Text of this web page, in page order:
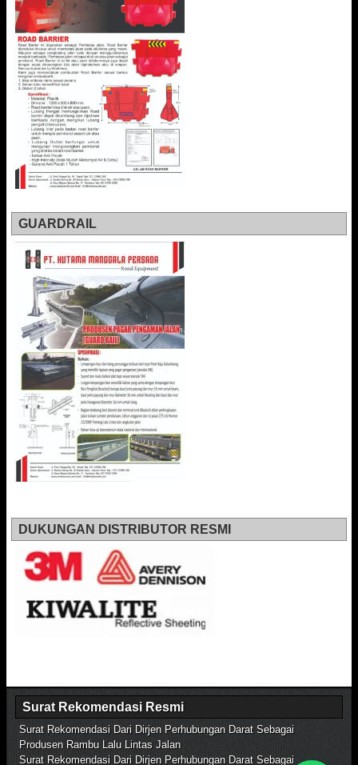
GUARDRAIL
DUKUNGAN DISTRIBUTOR RESMI
Surat Rekomendasi Resmi
Surat Rekomendasi Dari Dirjen Perhubungan Darat Sebagai
Produsen Rambu Lalu Lintas Jalan
Surat Rekomendasi Dari Dirjen Perhubungan Darat Sebagai